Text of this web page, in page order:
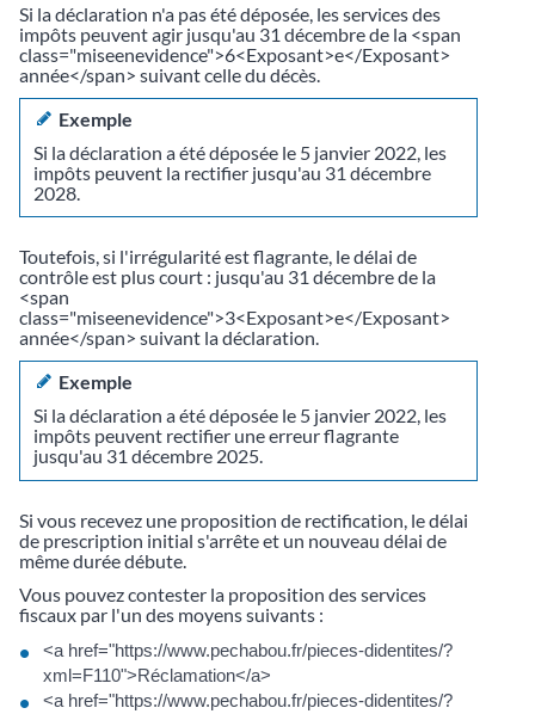
Si la déclaration n'a pas été déposée, les services des
impôts peuvent agir jusqu'au 31 décembre de la <span
class="miseenevidence">6<Exposant>e</Exposant>
année</span> suivant celle du décès.
Exemple
Si la déclaration a été déposée le 5 janvier 2022, les
impôts peuvent la rectifier jusqu'au 31 décembre
2028.
Toutefois, si l'irrégularité est flagrante, le délai de
contrôle est plus court : jusqu'au 31 décembre de la
<span
class="miseenevidence">3<Exposant>e</Exposant>
année</span> suivant la déclaration.
Exemple
Si la déclaration a été déposée le 5 janvier 2022, les
impôts peuvent rectifier une erreur flagrante
jusqu'au 31 décembre 2025.
Si vous recevez une proposition de rectification, le délai
de prescription initial s'arrête et un nouveau délai de
même durée débute.
Vous pouvez contester la proposition des services
fiscaux par l'un des moyens suivants :
<a href="https://www.pechabou.fr/pieces-didentites/?
xml=F110">Réclamation</a>
<a href="https://www.pechabou.fr/pieces-didentites/?